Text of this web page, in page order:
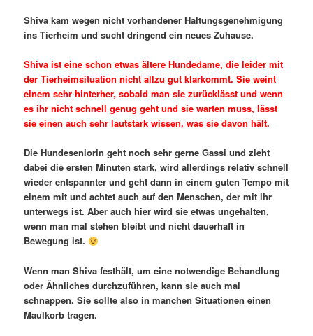
Shiva kam wegen nicht vorhandener Haltungsgenehmigung
ins Tierheim und sucht dringend ein neues Zuhause.
Shiva ist eine schon etwas ältere Hundedame, die leider mit
der Tierheimsituation nicht allzu gut klarkommt. Sie weint
einem sehr hinterher, sobald man sie zurücklässt und wenn
es ihr nicht schnell genug geht und sie warten muss, lässt
sie einen auch sehr lautstark wissen, was sie davon hält.
Die Hundeseniorin geht noch sehr gerne Gassi und zieht
dabei die ersten Minuten stark, wird allerdings relativ schnell
wieder entspannter und geht dann in einem guten Tempo mit
einem mit und achtet auch auf den Menschen, der mit ihr
unterwegs ist. Aber auch hier wird sie etwas ungehalten,
wenn man mal stehen bleibt und nicht dauerhaft in
Bewegung ist.
Wenn man Shiva festhält, um eine notwendige Behandlung
oder Ähnliches durchzuführen, kann sie auch mal
schnappen. Sie sollte also in manchen Situationen einen
Maulkorb tragen.